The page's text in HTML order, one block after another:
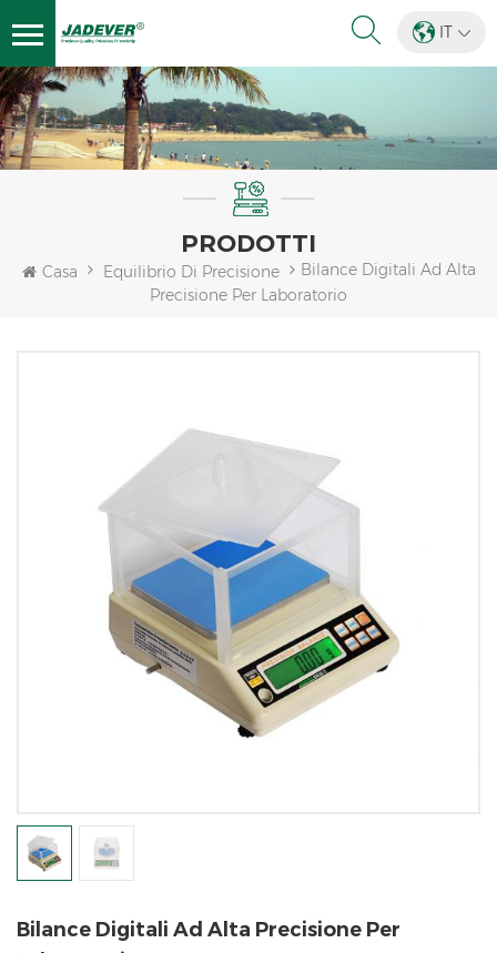
IT
PRODOTTI
Casa Equilibrio Di Precisione
Bilance Digitali Ad Alta
Precisione Per Laboratorio
Bilance Digitali Ad Alta Precisione Per